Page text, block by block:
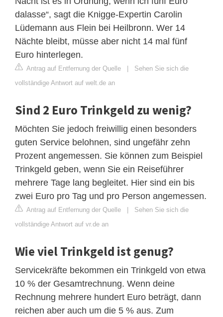
dalasse“, sagt die Knigge-Expertin Carolin
Lüdemann aus Flein bei Heilbronn. Wer 14
Nächte bleibt, müsse aber nicht 14 mal fünf
Euro hinterlegen.
Antrag auf Entfernung der Quelle | Sehen Sie sich die
vollständige Antwort auf welt.de an
Sind 2 Euro Trinkgeld zu wenig?
Möchten Sie jedoch freiwillig einen besonders
guten Service belohnen, sind ungefähr zehn
Prozent angemessen. Sie können zum Beispiel
Trinkgeld geben, wenn Sie ein Reiseführer
mehrere Tage lang begleitet. Hier sind ein bis
zwei Euro pro Tag und pro Person angemessen.
Antrag auf Entfernung der Quelle | Sehen Sie sich die
vollständige Antwort auf vr.de an
Wie viel Trinkgeld ist genug?
Servicekräfte bekommen ein Trinkgeld von etwa
10 % der Gesamtrechnung. Wenn deine
Rechnung mehrere hundert Euro beträgt, dann
reichen aber auch um die 5 % aus. Zum